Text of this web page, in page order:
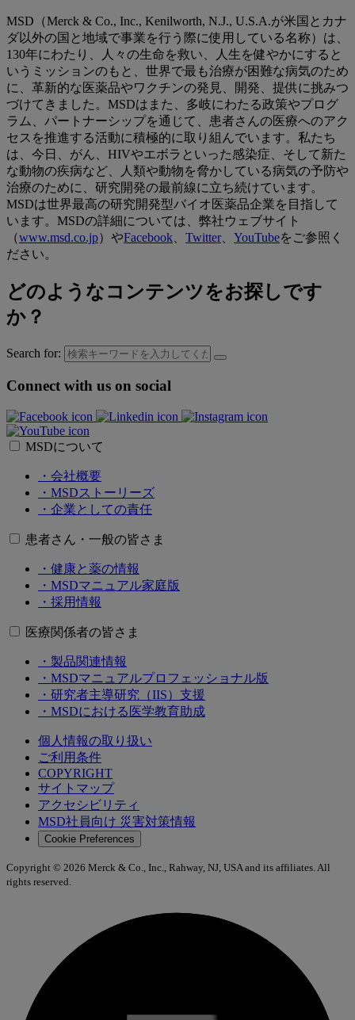
MSD（Merck & Co., Inc., Kenilworth, N.J., U.S.A.が米国とカナ
ダ以外の国と地域で事業を行う際に使用している名称）は、
130年にわたり、人々の生命を救い、人生を健やかにすると
いうミッションのもと、世界で最も治療が困難な病気のため
に、革新的な医薬品やワクチンの発見、開発、提供に挑みつ
づけてきました。MSDはまた、多岐にわたる政策やプログ
ラム、パートナーシップを通じて、患者さんの医療へのアク
セスを推進する活動に積極的に取り組んでいます。私たち
は、今日、がん、HIVやエボラといった感染症、そして新た
な動物の疾病など、人類や動物を脅かしている病気の予防や
治療のために、研究開発の最前線に立ち続けています。
MSDは世界最高の研究開発型バイオ医薬品企業を目指して
います。MSDの詳細については、弊社ウェブサイト
（www.msd.co.jp）やFacebook Twitter、 YouTubeをご参照く
ださい。
どのようなコンテンツをお探しです
か？
Search for:
Connect with us on social
MSDについて
・会社概要
・MSDストーリーズ
・企業としての責任
患者さん・一般の皆さま
・健康と薬の情報
・MSDマニュアル家庭版
・採用情報
医療関係者の皆さま
・製品関連情報
・MSDマニュアルプロフェッショナル版
・研究者主導研究（IIS）支援
・MSDにおける医学教育助成
個人情報の取り扱い
ご利用条件
COPYRIGHT
サイトマップ
アクセシビリティ
MSD社員向け 災害対策情報
Cookie Preferences
Copyright © 2026 Merck & Co., Inc., Rahway, NJ, USA and its affiliates. All
rights reserved.